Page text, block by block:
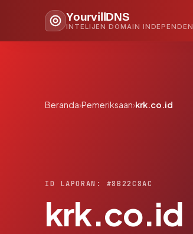
YourvillDNS
INTELIJEN DOMAIN INDEPENDEN
Beranda›Pemeriksaan›krk.co.id
ID LAPORAN: #8B22C8AC
krk.co.id